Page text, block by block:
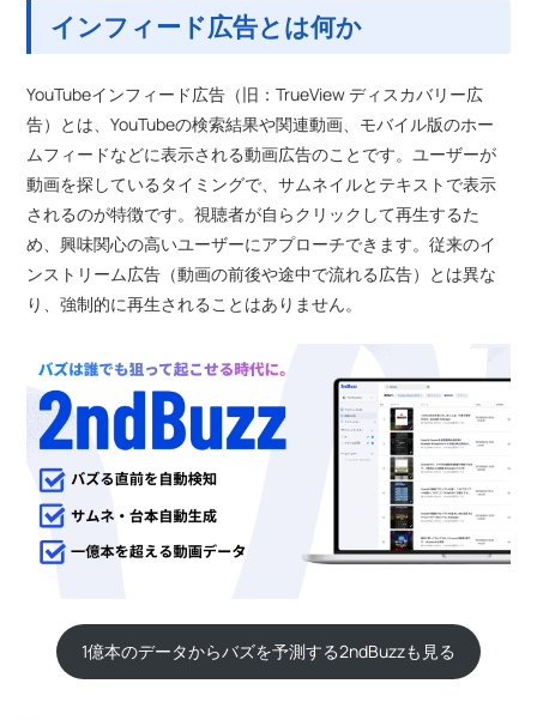
インフィード広告とは何か
YouTubeインフィード広告（旧：TrueView ディスカバリー広
告）とは、YouTubeの検索結果や関連動画、モバイル版のホー
ムフィードなどに表示される動画広告のことです。ユーザーが
動画を探しているタイミングで、サムネイルとテキストで表示
されるのが特徴です。視聴者が自らクリックして再生するた
め、興味関心の高いユーザーにアプローチできます。従来のイ
ンストリーム広告（動画の前後や途中で流れる広告）とは異な
り、強制的に再生されることはありません。
1億本のデータからバズを予測する2ndBuzzも見る